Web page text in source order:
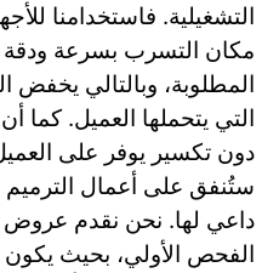
التشغيلية. فاستخدامنا
مكان التسرب بسرعة
المطلوبة، وبالتالي يخفض
التي يتحملها العميل. كما
دون تكسير يوفر على
ستُنفق على أعمال الترميم
داعي لها. نحن نقدم عروض
الفحص الأولي، بحيث يكون